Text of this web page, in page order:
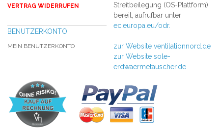
VERTRAG WIDERRUFEN
BENUTZERKONTO
MEIN BENUTZERKONTO
Streitbeilegung (OS-Plattform)
bereit, aufrufbar unter
ec.europa.eu/odr.
zur Website ventilationnord.de
zur Website sole-
erdwaermetauscher.de